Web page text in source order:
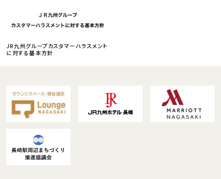
JR九州グループカスタマーハラスメント
に対する基本方針